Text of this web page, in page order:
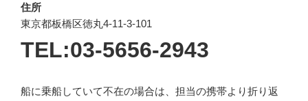
住所
東京都板橋区徳丸4-11-3-101
TEL:03-5656-2943
船に乗船していて不在の場合は、担当の携帯より折り返